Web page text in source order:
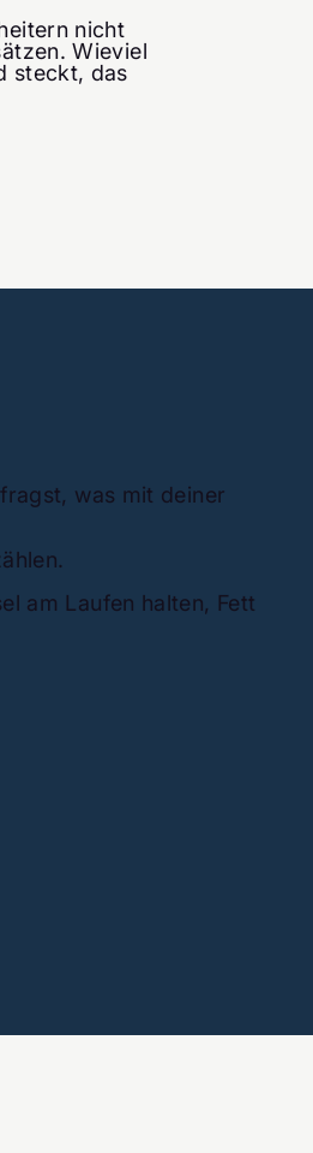
nicht
Wieviel
steckt, das
was mit deiner
am Laufen halten, Fett